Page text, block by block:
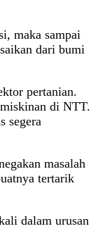
maka sampai
dari bumi
pertanian.
di NTT.
segera
masalah
tertarik
dalam urusan